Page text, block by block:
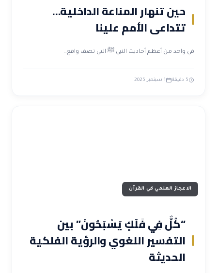
حين تنهار المناعة الداخلية…
تتداعى الأمم علينا
في واحد من أعظم أحاديث النبي ﷺ التي تصف واقع…
5 دقيقة 1 سبتمبر 2025
الاعجاز العلمي في القرآن
“كُلٌّ فِي فَلَكٍ يَسْبَحُونَ” بين
التفسير اللغوي والرؤية الفلكية
الحديثة